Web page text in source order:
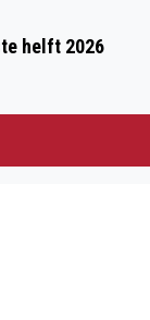
helft 2026